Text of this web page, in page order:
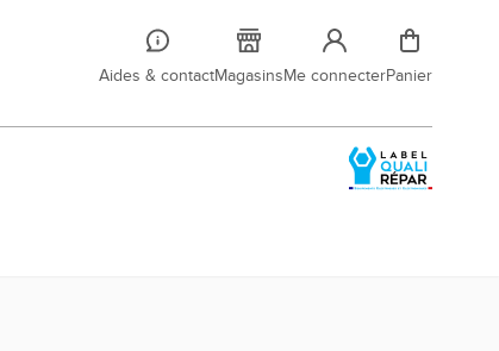
Aides & contactMagasinsMe connecterPanier